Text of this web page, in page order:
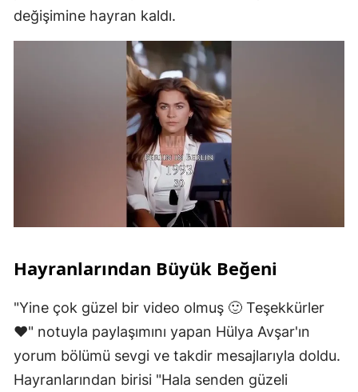
değişimine hayran kaldı.
Hayranlarından Büyük Beğeni
"Yine çok güzel bir video olmuş 🙂 Teşekkürler
❤️" notuyla paylaşımını yapan Hülya Avşar'ın
yorum bölümü sevgi ve takdir mesajlarıyla doldu.
Hayranlarından birisi "Hala senden güzeli